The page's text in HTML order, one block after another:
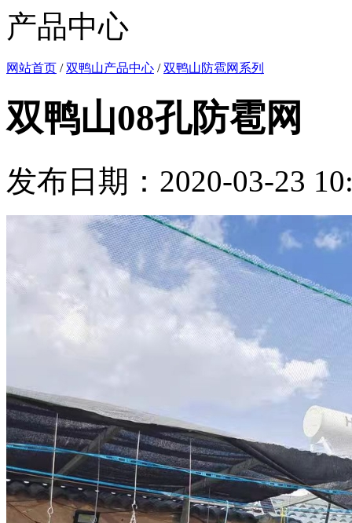
产品中心
网站首页 /双鸭山产品中心 /双鸭山防雹网系列
双鸭山08孔防雹网
发布日期：2020-03-23